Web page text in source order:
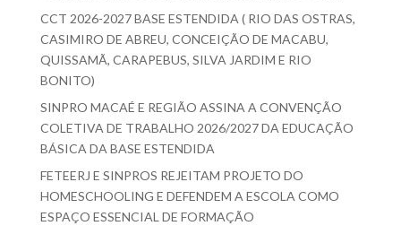
CCT 2026-2027 BASE ESTENDIDA ( RIO DAS OSTRAS,
CASIMIRO DE ABREU, CONCEIÇÃO DE MACABU,
QUISSAMÃ, CARAPEBUS, SILVA JARDIM E RIO
BONITO)
SINPRO MACAÉ E REGIÃO ASSINA A CONVENÇÃO
COLETIVA DE TRABALHO 2026/2027 DA EDUCAÇÃO
BÁSICA DA BASE ESTENDIDA
FETEERJ E SINPROS REJEITAM PROJETO DO
HOMESCHOOLING E DEFENDEM A ESCOLA COMO
ESPAÇO ESSENCIAL DE FORMAÇÃO